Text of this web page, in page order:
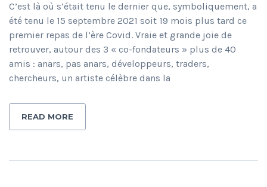
C’est là où s’était tenu le dernier que, symboliquement, a
été tenu le 15 septembre 2021 soit 19 mois plus tard ce
premier repas de l’ère Covid. Vraie et grande joie de
retrouver, autour des 3 « co-fondateurs » plus de 40
amis : anars, pas anars, développeurs, traders,
chercheurs, un artiste célèbre dans la
READ MORE